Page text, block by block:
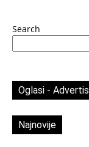
Search
Oglasi -
Najnovije